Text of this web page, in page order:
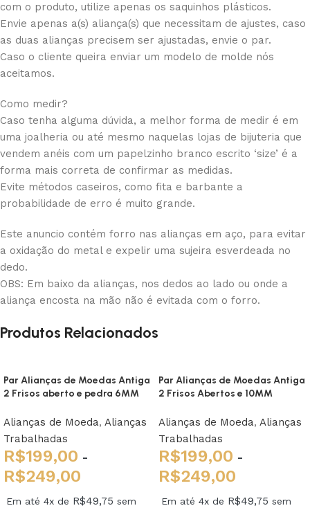
com o produto, utilize apenas os saquinhos plásticos.
Envie apenas a(s) aliança(s) que necessitam de ajustes, caso
as duas alianças precisem ser ajustadas, envie o par.
Caso o cliente queira enviar um modelo de molde nós
aceitamos.
Como medir?
Caso tenha alguma dúvida, a melhor forma de medir é em
uma joalheria ou até mesmo naquelas lojas de bijuteria que
vendem anéis com um papelzinho branco escrito ‘size’ é a
forma mais correta de confirmar as medidas.
Evite métodos caseiros, como fita e barbante a
probabilidade de erro é muito grande.
Este anuncio contém forro nas alianças em aço, para evitar
a oxidação do metal e expelir uma sujeira esverdeada no
dedo.
OBS: Em baixo da alianças, nos dedos ao lado ou onde a
aliança encosta na mão não é evitada com o forro.
Produtos Relacionados
Par Alianças de Moedas Antiga
2 Frisos aberto e pedra 6MM
Alianças de Moeda, Alianças
Trabalhadas
R$199,00 -
R$249,00
Em até 4x de R$49,75 sem
Par Alianças de Moedas Antiga
2 Frisos Abertos e 10MM
Alianças de Moeda, Alianças
Trabalhadas
R$199,00 -
R$249,00
Em até 4x de R$49,75 sem